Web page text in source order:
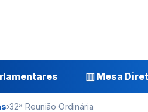
▥ Mesa
›32ª Reunião Ordinária